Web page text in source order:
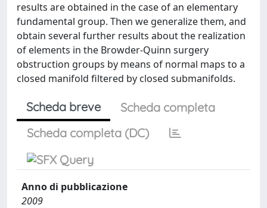
results are obtained in the case of an elementary
fundamental group. Then we generalize them, and
obtain several further results about the realization
of elements in the Browder-Quinn surgery
obstruction groups by means of normal maps to a
closed manifold filtered by closed submanifolds.
Scheda breve
Scheda completa
Scheda completa (DC)
Anno di pubblicazione
2009